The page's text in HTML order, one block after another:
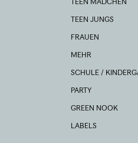
TEEN JUNGS
FRAUEN
MEHR
SCHULE /
PARTY
GREEN NOOK
LABELS